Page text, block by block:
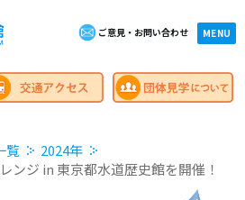
ご意見・お問い合わせ MENU
×close
覧
2024年
ンジ in 東京都水道歴史館を開催！